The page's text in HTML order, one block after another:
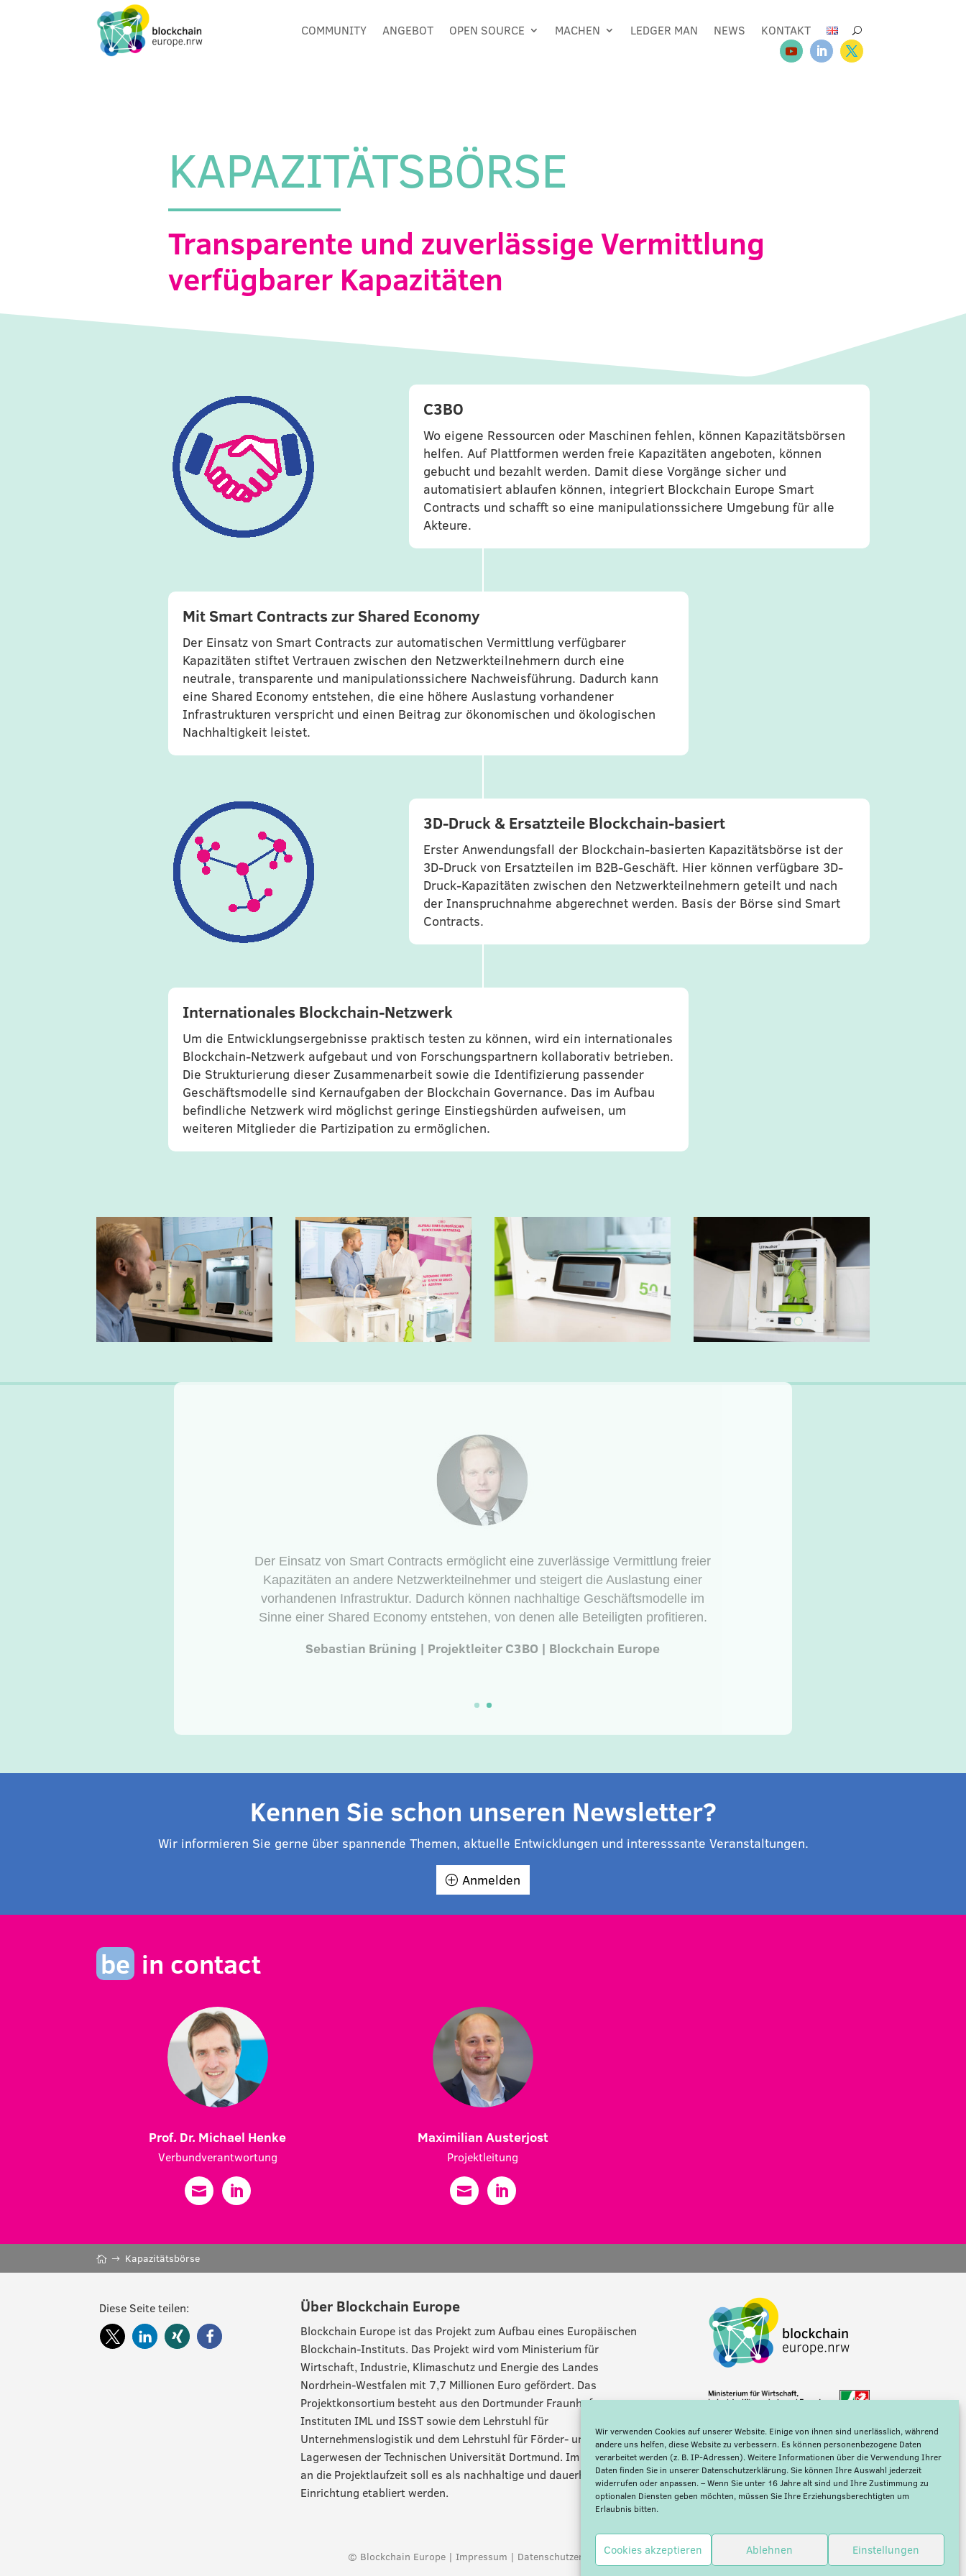
Wir verwenden Cookies auf unserer Website. Einige von ihnen sind unerlässlich, während
andere uns helfen, diese Website zu verbessern. Es können personenbezogene Daten
verarbeitet werden (z. B. IP-Adressen). Weitere Informationen über die Verwendung Ihrer
Daten finden Sie in unserer Datenschutzerklärung. Sie können Ihre Auswahl jederzeit
widerrufen oder anpassen. – Wenn Sie unter 16 Jahre alt sind und Ihre Zustimmung zu
optionalen Diensten geben möchten, müssen Sie Ihre Erziehungsberechtigten um
Erlaubnis bitten.
Cookies akzeptieren Ablehnen Einstellungen
COMMUNITY ANGEBOT OPEN SOURCE MACHEN LEDGER MAN NEWS KONTAKT
KAPAZITÄTSBÖRSE
Transparente und zuverlässige Vermittlung
verfügbarer Kapazitäten
C3BO
Wo eigene Ressourcen oder Maschinen fehlen, können Kapazitätsbörsen
helfen. Auf Plattformen werden freie Kapazitäten angeboten, können
gebucht und bezahlt werden. Damit diese Vorgänge sicher und
automatisiert ablaufen können, integriert Blockchain Europe Smart
Contracts und schafft so eine manipulationssichere Umgebung für alle
Akteure.
Mit Smart Contracts zur Shared Economy
Der Einsatz von Smart Contracts zur automatischen Vermittlung verfügbarer
Kapazitäten stiftet Vertrauen zwischen den Netzwerkteilnehmern durch eine
neutrale, transparente und manipulationssichere Nachweisführung. Dadurch kann
eine Shared Economy entstehen, die eine höhere Auslastung vorhandener
Infrastrukturen verspricht und einen Beitrag zur ökonomischen und ökologischen
Nachhaltigkeit leistet.
3D-Druck & Ersatzteile Blockchain-basiert
Erster Anwendungsfall der Blockchain-basierten Kapazitätsbörse ist der
3D-Druck von Ersatzteilen im B2B-Geschäft. Hier können verfügbare 3D-
Druck-Kapazitäten zwischen den Netzwerkteilnehmern geteilt und nach
der Inanspruchnahme abgerechnet werden. Basis der Börse sind Smart
Contracts.
Internationales Blockchain-Netzwerk
Um die Entwicklungsergebnisse praktisch testen zu können, wird ein internationales
Blockchain-Netzwerk aufgebaut und von Forschungspartnern kollaborativ betrieben.
Die Strukturierung dieser Zusammenarbeit sowie die Identifizierung passender
Geschäftsmodelle sind Kernaufgaben der Blockchain Governance. Das im Aufbau
befindliche Netzwerk wird möglichst geringe Einstiegshürden aufweisen, um
weiteren Mitglieder die Partizipation zu ermöglichen.
Richtig gestaltet und eingesetzt stellen Smart Contracts eine bedarfsgerechte,
regelkonforme und zugleich transparente Transaktion sicher. Sie liefern somit
eine wertvolle Grundlage zur Generierung und Gewährung eines
Vertrauensvorschusses zwischen den Teilnehmern einer verteilten
Kapazitätsbörse, die zum Abbau von Koordinationsaufwendungen und somit
Transaktionskosten als eine entscheidungsrelevante Komponente für die
Kennen Sie schon unseren Newsletter?
Wir informieren Sie gerne über spannende Themen, aktuelle Entwicklungen und interesssante Veranstaltungen.
Anmelden
be in contact
Prof. Dr. Michael Henke
Verbundverantwortung
Maximilian Austerjost
Projektleitung
Kapazitätsbörse
Diese Seite teilen: Über Blockchain Europe
Blockchain Europe ist das Projekt zum Aufbau eines Europäischen
Blockchain-Instituts. Das Projekt wird vom Ministerium für
Wirtschaft, Industrie, Klimaschutz und Energie des Landes
Nordrhein-Westfalen mit 7,7 Millionen Euro gefördert. Das
Projektkonsortium besteht aus den Dortmunder Fraunhofer-
Instituten IML und ISST sowie dem Lehrstuhl für
Unternehmenslogistik und dem Lehrstuhl für Förder- und
Lagerwesen der Technischen Universität Dortmund. Im Anschluss
an die Projektlaufzeit soll es als nachhaltige und dauerhafte
Einrichtung etabliert werden.
© Blockchain Europe | Impressum | Datenschutzerklärung